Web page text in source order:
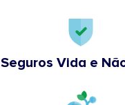
Seguros Vida e